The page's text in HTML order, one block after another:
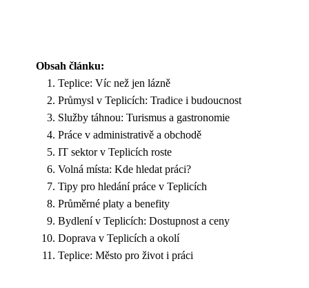
Obsah článku:
Teplice: Víc než jen lázně
Průmysl v Teplicích: Tradice i budoucnost
Služby táhnou: Turismus a gastronomie
Práce v administrativě a obchodě
IT sektor v Teplicích roste
Volná místa: Kde hledat práci?
Tipy pro hledání práce v Teplicích
Průměrné platy a benefity
Bydlení v Teplicích: Dostupnost a ceny
Doprava v Teplicích a okolí
Teplice: Město pro život i práci